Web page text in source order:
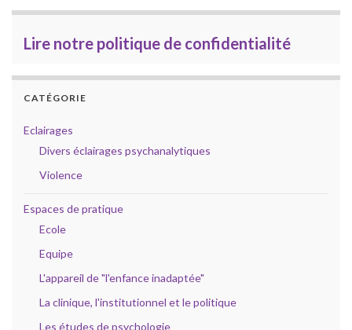
Lire notre politique de confidentialité
CATÉGORIE
Eclairages
Divers éclairages psychanalytiques
Violence
Espaces de pratique
Ecole
Equipe
L'appareil de "l'enfance inadaptée"
La clinique, l'institutionnel et le politique
Les études de psychologie